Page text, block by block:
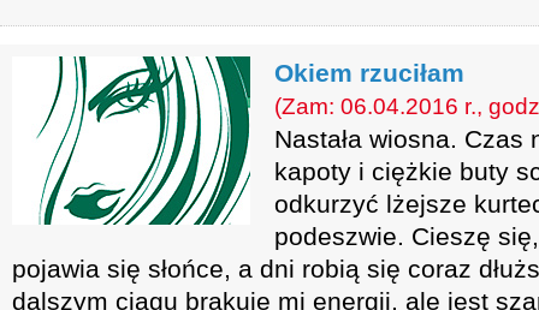
Okiem rzuciłam
(Zam: 06.04.2016 r.,
Nastała wiosna. Czas
kapoty i ciężkie buty
odkurzyć lżejsze
podeszwie. Cieszę
pojawia się słońce, a dni robią się coraz
dalszym ciągu brakuje mi energii, ale jest